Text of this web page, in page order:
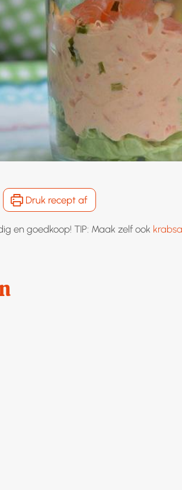
Druk recept af
en goedkoop! TIP: Maak zelf ook